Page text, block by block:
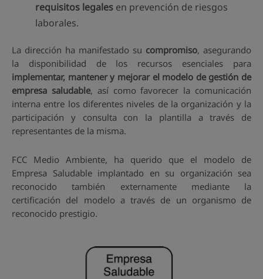
requisitos legales en prevención de riesgos
laborales.
La dirección ha manifestado su compromiso, asegurando
la disponibilidad de los recursos esenciales para
implementar, mantener y mejorar el modelo de gestión de
empresa saludable, así como favorecer la comunicación
interna entre los diferentes niveles de la organización y la
participación y consulta con la plantilla a través de
representantes de la misma.
FCC Medio Ambiente, ha querido que el modelo de
Empresa Saludable implantado en su organización sea
reconocido también externamente mediante la
certificación del modelo a través de un organismo de
reconocido prestigio.